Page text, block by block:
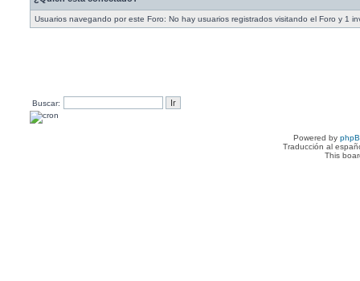
Usuarios navegando por este Foro: No hay usuarios registrados visitando el Foro y 1
Buscar:
Powered by
Traducción al
This